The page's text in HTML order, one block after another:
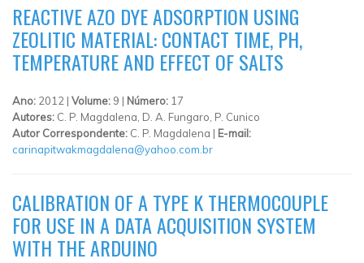
REACTIVE AZO DYE ADSORPTION USING
ZEOLITIC MATERIAL: CONTACT TIME, PH,
TEMPERATURE AND EFFECT OF SALTS
Ano: 2012 | Volume: 9 | Número: 17
Autores: C. P. Magdalena, D. A. Fungaro, P. Cunico
Autor Correspondente: C. P. Magdalena | E-mail:
carinapitwakmagdalena@yahoo.com.br
CALIBRATION OF A TYPE K THERMOCOUPLE
FOR USE IN A DATA ACQUISITION SYSTEM
WITH THE ARDUINO